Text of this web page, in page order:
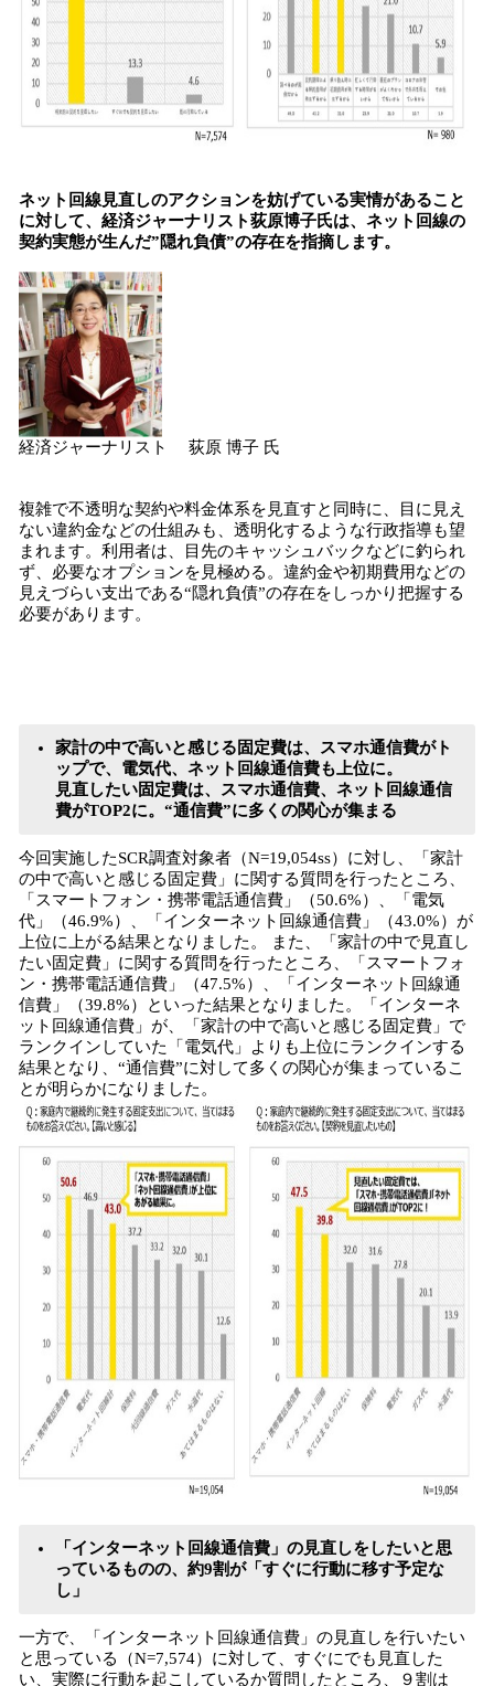
ネット回線見直しのアクションを妨げている実情があること
に対して、経済ジャーナリスト荻原博子氏は、ネット回線の
契約実態が生んだ”隠れ負債”の存在を指摘します。
経済ジャーナリスト 荻原 博子 氏
複雑で不透明な契約や料金体系を見直すと同時に、目に見え
ない違約金などの仕組みも、透明化するような行政指導も望
まれます。利用者は、目先のキャッシュバックなどに釣られ
ず、必要なオプションを見極める。違約金や初期費用などの
見えづらい支出である“隠れ負債”の存在をしっかり把握する
必要があります。
家計の中で高いと感じる固定費は、スマホ通信費がト
ップで、電気代、ネット回線通信費も上位に。
見直したい固定費は、スマホ通信費、ネット回線通信
費がTOP2に。“通信費”に多くの関心が集まる
今回実施したSCR調査対象者（N=19,054ss）に対し、「家計
の中で高いと感じる固定費」に関する質問を行ったところ、
「スマートフォン・携帯電話通信費」（50.6%）、「電気
代」（46.9%）、「インターネット回線通信費」（43.0%）が
上位に上がる結果となりました。 また、「家計の中で見直し
たい固定費」に関する質問を行ったところ、「スマートフォ
ン・携帯電話通信費」（47.5%）、「インターネット回線通
信費」（39.8%）といった結果となりました。「インターネ
ット回線通信費」が、「家計の中で高いと感じる固定費」で
ランクインしていた「電気代」よりも上位にランクインする
結果となり、“通信費”に対して多くの関心が集まっているこ
とが明らかになりました。
「インターネット回線通信費」の見直しをしたいと思
っているものの、約9割が「すぐに行動に移す予定な
し」
一方で、「インターネット回線通信費」の見直しを行いたい
と思っている（N=7,574）に対して、すぐにでも見直した
い、実際に行動を起こしているか質問したところ、９割は